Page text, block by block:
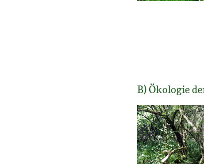
B) Ökologie